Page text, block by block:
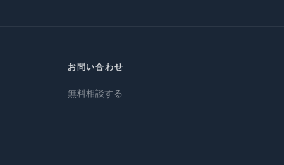
お問い合わせ
無料相談する